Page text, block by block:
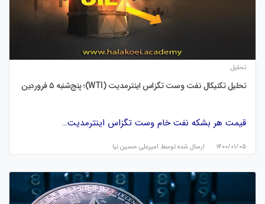
تحلیل
تحلیل تکنیکال نفت وست تگزاس اینترمدیت (WTI)؛ پنج‌شنبه ۵ فروردین
قیمت هر بشکه نفت خام وست تگزاس اینترمدیت…
۱۴۰۰/۰۱/۰۵ ارسال شده توسط امیرعلی حسین نیا